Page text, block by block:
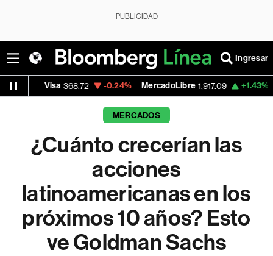
PUBLICIDAD
Ingresar
-0.24% MercadoLibre 1,917.09 +1.43% Banco de
MERCADOS
¿Cuánto crecerían las
acciones
latinoamericanas en los
próximos 10 años? Esto
ve Goldman Sachs